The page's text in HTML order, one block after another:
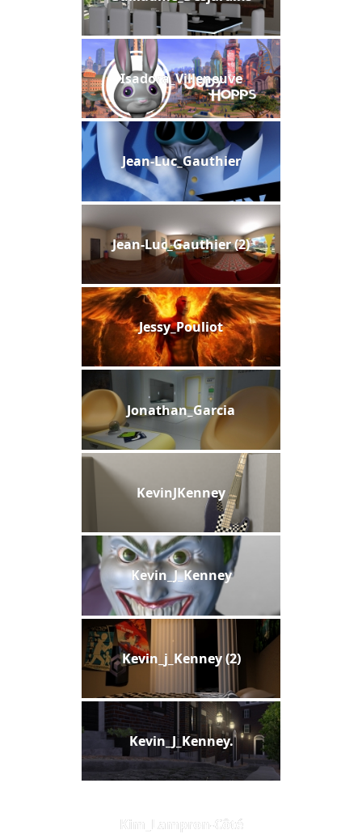
Isadora_Villeneuve
Jean-Luc_Gauthier
Jean-Luc_Gauthier (2)
Jessy_Pouliot
Jonathan_Garcia
KevinJKenney
Kevin_J_Kenney
Kevin_j_Kenney (2)
Kevin_J_Kenney.
Kim_Lampron-Côté